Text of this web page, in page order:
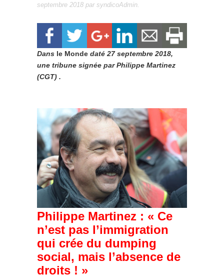
septembre 2018 par syndicoAdmin.
Dans le Monde daté 27 septembre 2018,
une tribune signée par Philippe Martinez
(CGT) .
Philippe Martinez : « Ce
n’est pas l’immigration
qui crée du dumping
social, mais l’absence de
droits ! »